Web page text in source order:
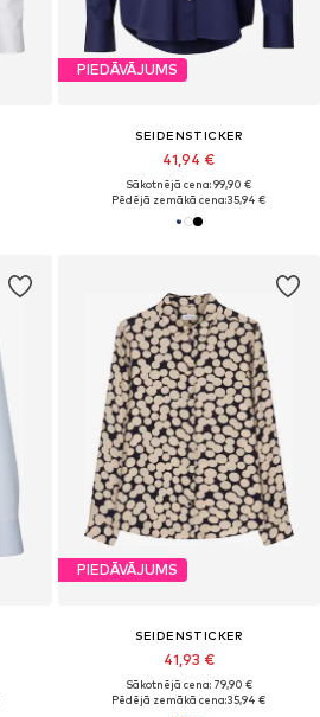
PIEDĀVĀJUMS
SEIDENSTICKER
41,94 €
Sākotnējā cena: 99,90 €
Pēdējā zemākā cena:35,94 €
PIEDĀVĀJUMS
SEIDENSTICKER
41,93 €
Sākotnējā cena: 79,90 €
Pēdējā zemākā cena:35,94 €